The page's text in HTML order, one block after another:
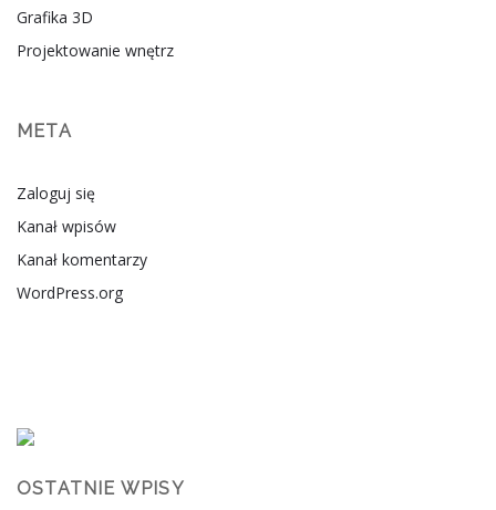
Grafika 3D
Projektowanie wnętrz
META
Zaloguj się
Kanał wpisów
Kanał komentarzy
WordPress.org
OSTATNIE WPISY